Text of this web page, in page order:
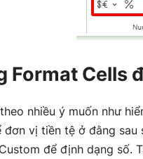
Format Cells
nhiều ý muốn như
đơn vị tiền tệ ở đằng sau
để định dạng số.